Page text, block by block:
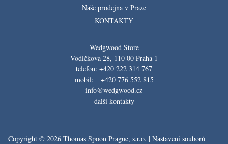
Naše prodejna v Praze
KONTAKTY
Wedgwood Store
Vodičkova 28, 110 00 Praha 1
telefon: +420 222 314 767
mobil: +420 776 552 815
info@wedgwood.cz
další kontakty
Copyright © 2026 Thomas Spoon Prague, s.r.o. | Nastavení souborů